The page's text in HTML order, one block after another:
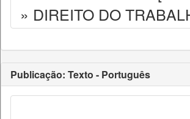
» DIREITO DO
Publicação: Texto - Português